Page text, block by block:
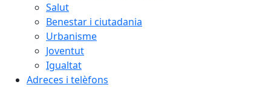
Salut
Benestar i ciutadania
Urbanisme
Joventut
Igualtat
Adreces i telèfons